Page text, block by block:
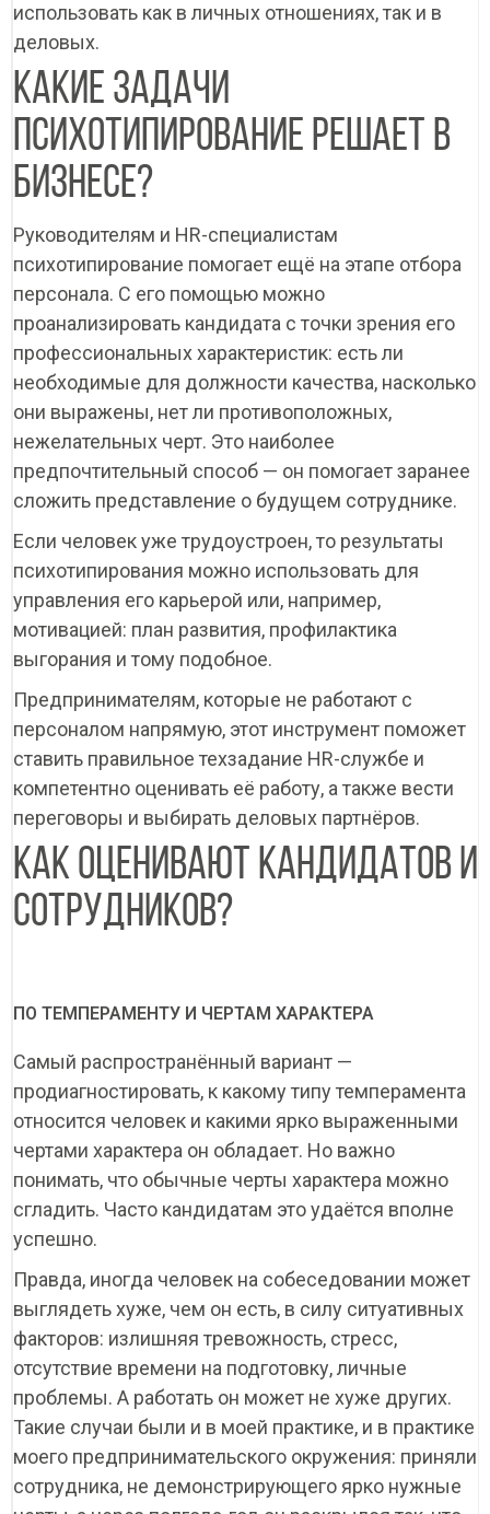
использовать как в личных отношениях, так и в
деловых.
КАКИЕ ЗАДАЧИ
ПСИХОТИПИРОВАНИЕ РЕШАЕТ В
БИЗНЕСЕ?
Руководителям и HR-специалистам
психотипирование помогает ещё на этапе отбора
персонала. С его помощью можно
проанализировать кандидата с точки зрения его
профессиональных характеристик: есть ли
необходимые для должности качества, насколько
они выражены, нет ли противоположных,
нежелательных черт. Это наиболее
предпочтительный способ — он помогает заранее
сложить представление о будущем сотруднике.
Если человек уже трудоустроен, то результаты
психотипирования можно использовать для
управления его карьерой или, например,
мотивацией: план развития, профилактика
выгорания и тому подобное.
Предпринимателям, которые не работают с
персоналом напрямую, этот инструмент поможет
ставить правильное техзадание HR-службе и
компетентно оценивать её работу, а также вести
переговоры и выбирать деловых партнёров.
КАК ОЦЕНИВАЮТ КАНДИДАТОВ И
СОТРУДНИКОВ?
ПО ТЕМПЕРАМЕНТУ И ЧЕРТАМ ХАРАКТЕРА
Самый распространённый вариант —
продиагностировать, к какому типу темперамента
относится человек и какими ярко выраженными
чертами характера он обладает. Но важно
понимать, что обычные черты характера можно
сгладить. Часто кандидатам это удаётся вполне
успешно.
Правда, иногда человек на собеседовании может
выглядеть хуже, чем он есть, в силу ситуативных
факторов: излишняя тревожность, стресс,
отсутствие времени на подготовку, личные
проблемы. А работать он может не хуже других.
Такие случаи были и в моей практике, и в практике
моего предпринимательского окружения: приняли
сотрудника, не демонстрирующего ярко нужные